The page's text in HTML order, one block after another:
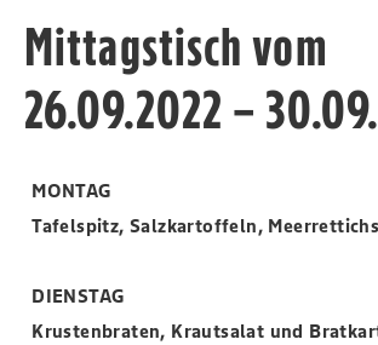
Mittagstisch vom
26.09.2022 –
MONTAG
Tafelspitz, Salzkartoffeln,
DIENSTAG
Krustenbraten, Krautsalat und